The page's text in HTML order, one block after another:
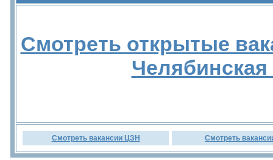
Смотреть открытые
Челябинская
Смотреть вакансии ЦЗН Смотреть